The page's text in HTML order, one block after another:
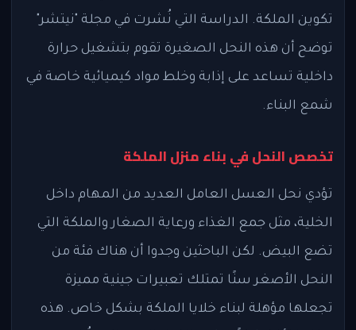
تكوين الملكة. الدراسة التي نُشرت في مجلة "نيتشر"
توضح أن هذه النحل الصغيرة تقوم بتشغيل حرارة
داخلية تساعد على إذابة وخلط مواد كيميائية خاصة في
شمع البناء.
تخصص النحل في بناء منزل الملكة
تؤدي نحل العسل العامل العديد من المهام داخل
الخلية، مثل جمع الغذاء ورعاية الصغار والملكة التي
تضع البيض. لكن الباحثين وجدوا أن هناك فئة من
النحل الأصغر سنًا تمتلك تعبيرات جينية مميزة
تجعلها مؤهلة لبناء خلايا الملكة بشكل خاص. هذه